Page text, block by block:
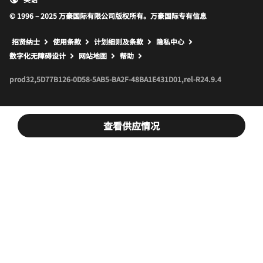
查看供应情况
© 1996 – 2025 万豪国际有限公司版权所有。万豪国际专有信息
招贤纳士 使用条款 计划细则及条款
隐私中心
数字化无障碍设计
网站地图 打开新窗口
帮助
prod32,5D77B126-0D58-5AB5-BA2F-48BA1E431D01,rel-R24.9.4